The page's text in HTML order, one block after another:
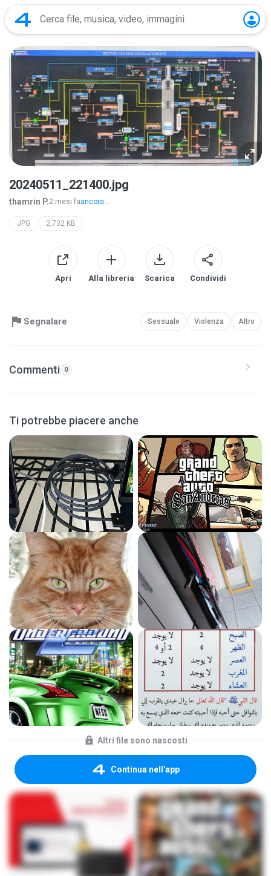
20240511_221400.jpg
thamrin P.2 mesi faancora...
JPG 2,732 KB
Apri Alla libreria Scarica Condividi
Segnalare Sessuale Violenza Altro
Commenti 0
Ti potrebbe piacere anche
Altri file sono nascosti
Continua nell'app